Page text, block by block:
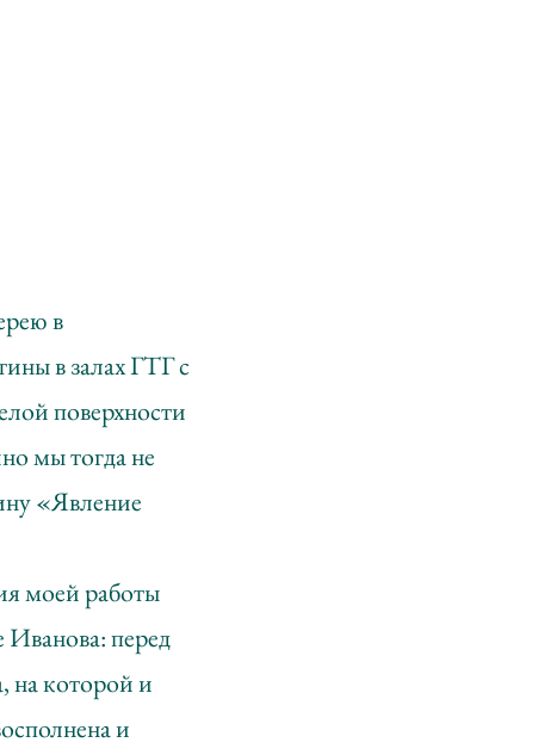
в
в залах ГТГ с
поверхности
мы тогда не
«Явление
моей работы
перед
на которой и
и